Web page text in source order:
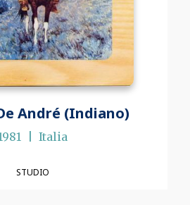
André (Indiano)
Italia
STUDIO